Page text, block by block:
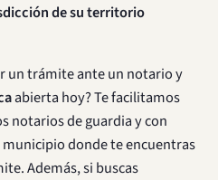
de su territorio
un trámite ante un notario y
abierta hoy? Te facilitamos
notarios de guardia y con
donde te encuentras
Además, si buscas